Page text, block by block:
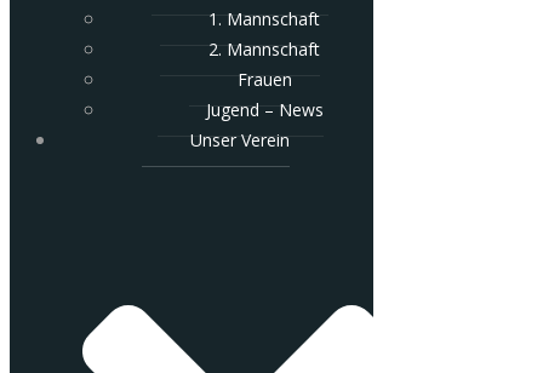
1. Mannschaft
2. Mannschaft
Frauen
Jugend – News
Unser Verein